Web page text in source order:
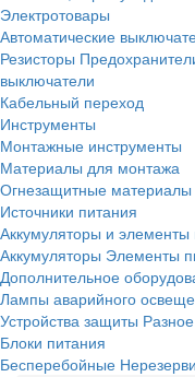
Электротовары
Автоматические
Резисторы
выключатели
Кабельный переход
Инструменты
Монтажные инструменты
Материалы для монтажа
Огнезащитные материалы
Источники питания
Аккумуляторы и элементы
Аккумуляторы Элементы
Дополнительное
Лампы аварийного
Устройства защиты Разное
Блоки питания
Бесперебойные